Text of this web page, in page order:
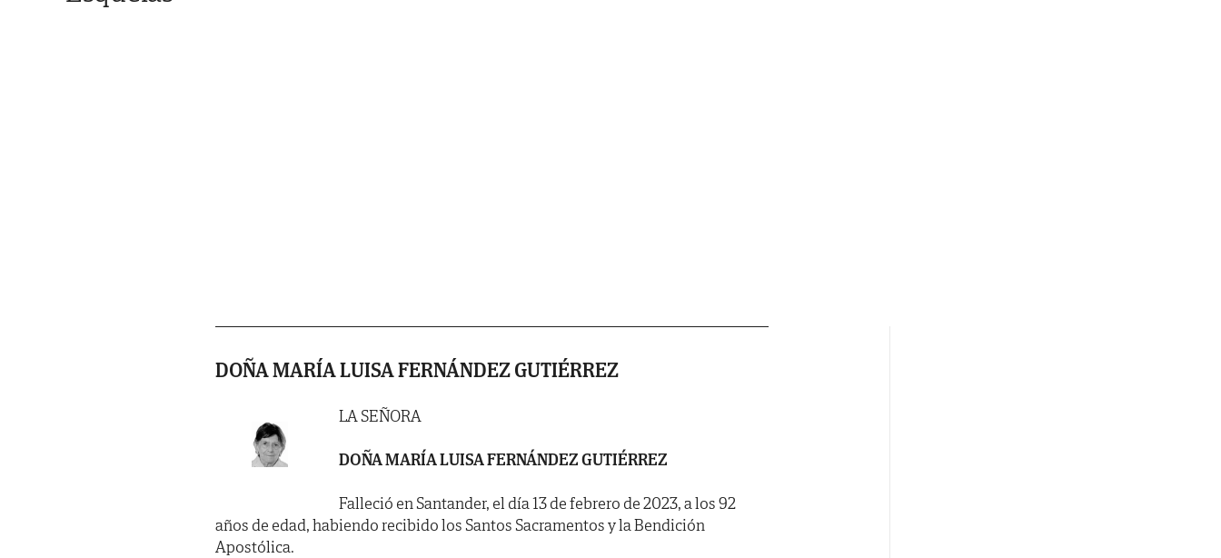
DOÑA MARÍA LUISA FERNÁNDEZ GUTIÉRREZ
LA SEÑORA
DOÑA MARÍA LUISA FERNÁNDEZ GUTIÉRREZ
Falleció en Santander, el día 13 de febrero de 2023, a los 92
años de edad, habiendo recibido los Santos Sacramentos y la Bendición
Apostólica.